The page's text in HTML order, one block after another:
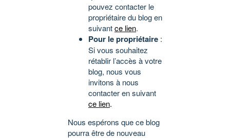
pouvez contacter le
propriétaire du blog en
suivantce lien.
Pour le propriétaire :
Si vous souhaitez
rétablir l’accès à votre
blog, nous vous
invitons à nous
contacter en suivant
ce lien.
Nous espérons que ce blog
pourra être de nouveau